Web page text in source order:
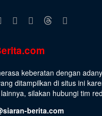
keberatan dengan
ditampilkan di situs ini
silakan hubungi tim
berita.com